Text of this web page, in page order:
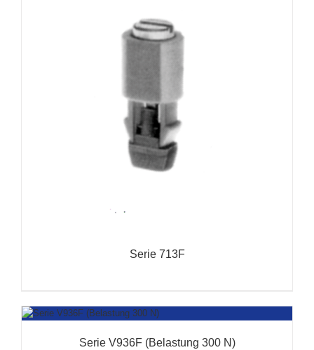
Serie 713F
Serie V936F (Belastung 300 N)